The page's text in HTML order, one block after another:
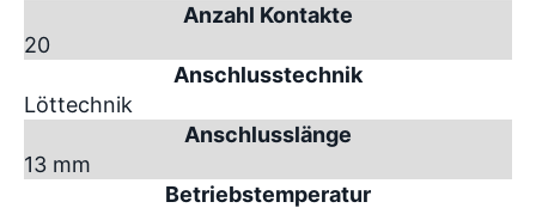
Anzahl Kontakte
20
Anschlusstechnik
Löttechnik
Anschlusslänge
13 mm
Betriebstemperatur